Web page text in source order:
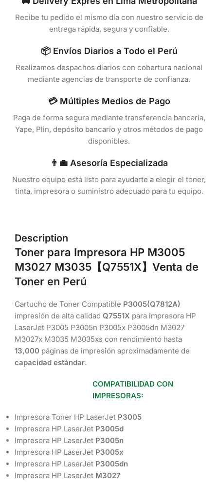
Recibe tu pedido el mismo día con nuestro servicio de
entrega rápida, segura y confiable.
📦 Envíos Diarios a Todo el Perú
Realizamos despachos diarios con cobertura nacional
mediante agencias de transporte de confianza.
💳 Múltiples Medios de Pago
Paga de forma segura mediante transferencia bancaria,
Yape, Plin, depósito bancario y otros métodos de pago
disponibles.
👨‍💼 Asesoría Especializada
Nuestro equipo está listo para ayudarte a elegir el toner,
tinta, impresora o suministro adecuado para tu equipo.
Description
Toner para Impresora HP M3005
M3027 M3035【Q7551X】Venta de
Toner en Perú
Cartucho de Toner Compatible P3005(Q7812A)
impresión de alta calidad Q7551X para impresora HP
LaserJet P3005 P3005n P3005x P3005dn M3027
M3027x M3035 M3035xs con rendimiento hasta
13,000 páginas de impresión aproximadamente de
capacidad estándar.
COMPATIBILIDAD CON
IMPRESORAS:
Impresora Toner HP LaserJet P3005
Impresora HP LaserJet P3005d
Impresora HP LaserJet P3005n
Impresora HP LaserJet P3005x
Impresora HP LaserJet P3005dn
Impresora HP LaserJet M3027